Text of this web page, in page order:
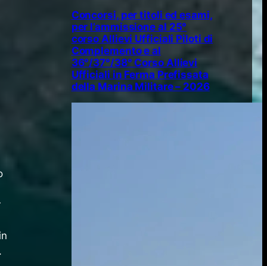
Concorsi, per titoli ed esami,
per l’ammissione al 25°
corso Allievi Ufficiali Piloti di
Complemento e al
36°/37°/38° Corso Allievi
Ufficiali in Ferma Prefissata
della Marina Militare – 2026